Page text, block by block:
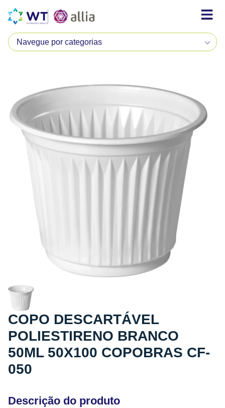
COPO DESCARTÁVEL
POLIESTIRENO BRANCO
50ML 50X100 COPOBRAS CF-
050
Descrição do produto